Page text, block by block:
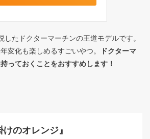
たドクターマーチンの王道モデルです。
変化も楽しめるすごいやつ。
ドクターマ
っておくことをおすすめします！
のオレンジ』